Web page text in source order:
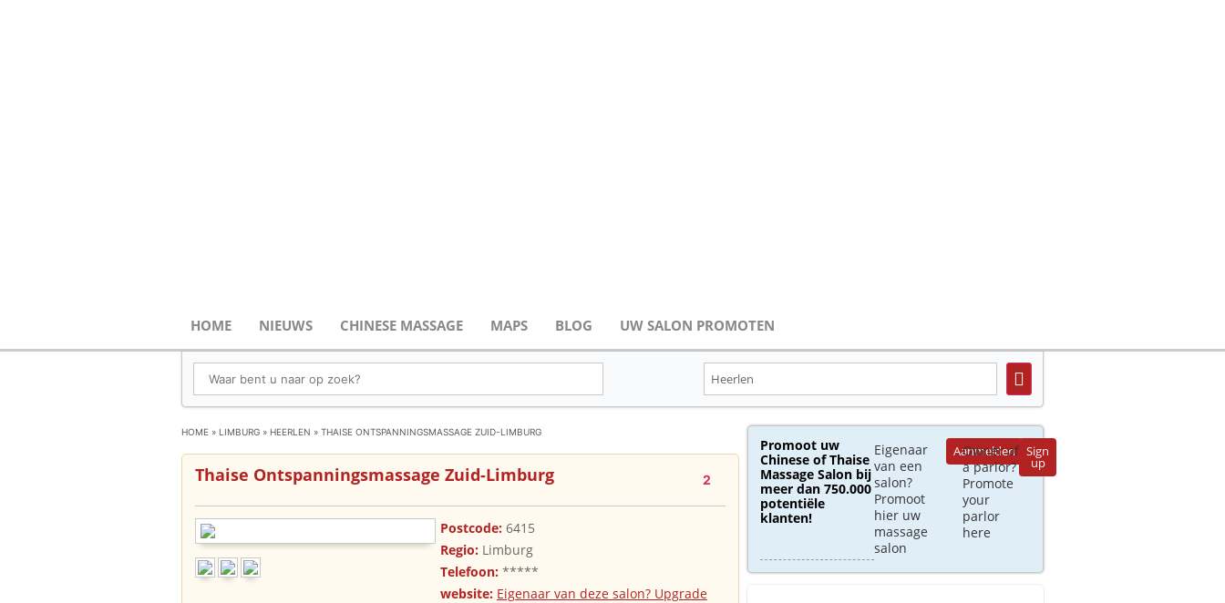
HOME NIEUWS CHINESE MASSAGE MAPS BLOG UW SALON PROMOTEN
HOME » LIMBURG » HEERLEN » THAISE ONTSPANNINGSMASSAGE ZUID-LIMBURG
Thaise Ontspanningsmassage Zuid-Limburg 2
Postcode: 6415
Regio: Limburg
Telefoon:*****
website: Eigenaar van deze salon? Upgrade
Promoot uw
Chinese of Thaise
Massage Salon bij
meer dan 750.000
potentiële
klanten!
Eigenaar
van een
salon?
Promoot
hier uw
massage
salon
Aanmelden
Owner of
a parlor?
Promote
your
parlor
here
Sign
up